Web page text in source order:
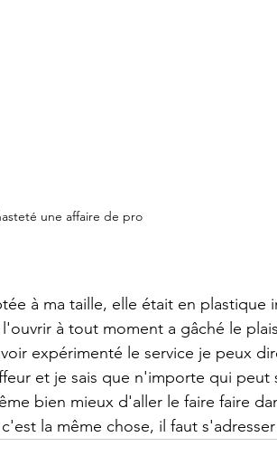
une affaire de pro
à ma taille, elle était en plastique
à tout moment a gâché le
expérimenté le service je peux
et je sais que n'importe qui peut
bien mieux d'aller le faire faire
la même chose, il faut